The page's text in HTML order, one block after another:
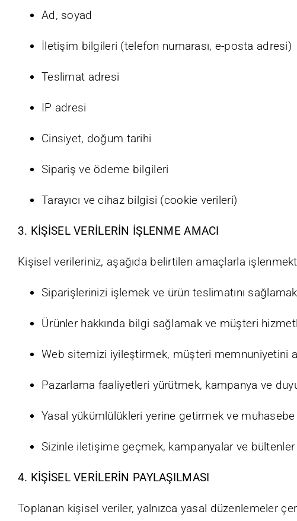
Ad, soyad
İletişim bilgileri (telefon numarası, e-posta adresi)
Teslimat adresi
IP adresi
Cinsiyet, doğum tarihi
Sipariş ve ödeme bilgileri
Tarayıcı ve cihaz bilgisi (cookie verileri)
3. KİŞİSEL VERİLERİN İŞLENME AMACI
Kişisel verileriniz, aşağıda belirtilen amaçlarla
Siparişlerinizi işlemek ve ürün teslimatını sağlamak
Ürünler hakkında bilgi sağlamak ve müşteri
Web sitemizi iyileştirmek, müşteri memnuniyetini
Pazarlama faaliyetleri yürütmek, kampanya ve
Yasal yükümlülükleri yerine getirmek ve
Sizinle iletişime geçmek, kampanyalar ve
4. KİŞİSEL VERİLERİN PAYLAŞILMASI
Toplanan kişisel veriler, yalnızca yasal düzenlemeler